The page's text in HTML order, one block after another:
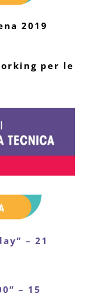
2019
per le
– 21
– 15